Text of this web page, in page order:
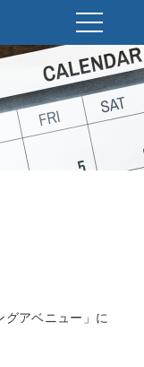
グアベニュー」に